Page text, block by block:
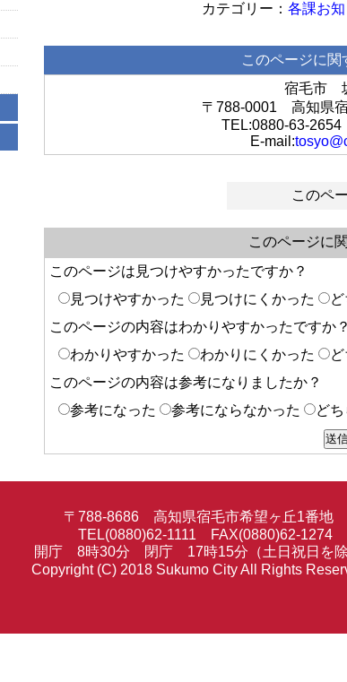
各課お
このページに
宿毛市
〒788-0001 高知県
TEL:0880-63-
E-mail:
このペ
このページに
このページは見つけやすかったですか？
見つけやすかった
見つけにくかった
このページの内容はわかりやすかったですか？
わかりやすかった
わかりにくかった
このページの内容は参考になりましたか？
参考になった
参考にならなかった ど
〒788-8686 高知県宿毛市希望ヶ丘1番地
TEL(0880)62-1111 FAX(0880)62-1274
開庁 8時30分 閉庁 17時15分（土日祝日を除
Copyright (C) 2018 Sukumo City All Rights